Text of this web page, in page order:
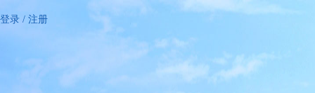
登录 / 注册